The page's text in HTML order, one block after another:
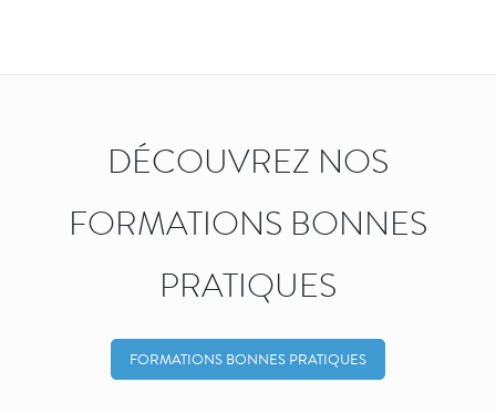
DÉCOUVREZ NOS
FORMATIONS BONNES
PRATIQUES
FORMATIONS BONNES PRATIQUES